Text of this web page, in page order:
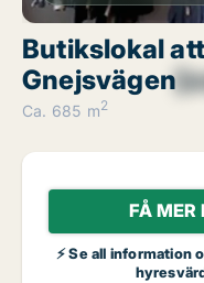
Butikslokal
Gnejsvägen
Ca. 685 m2
FÅ MER
⚡ Se all information